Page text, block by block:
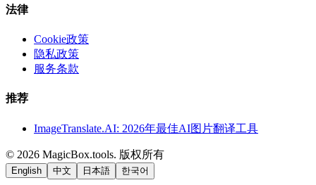
法律
Cookie政策
隐私政策
服务条款
推荐
ImageTranslate.AI: 2026年最佳AI图片翻译工具
© 2026 MagicBox.tools. 版权所有
English 中文 日本語 한국어